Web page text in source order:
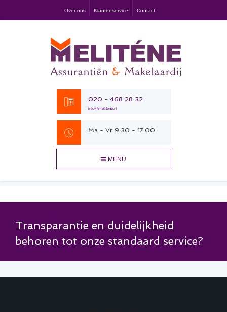
Over ons Klantenservice Contact
020 - 468 28 32
info@melitene.nl
Ma - Vr 9.30 - 17.00
MENU
Transparantie en duidelijkheid
behoren tot onze standaard service?